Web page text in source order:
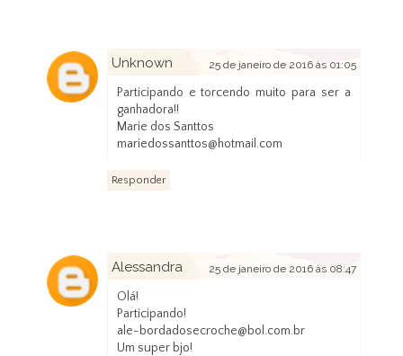
Unknown 25 de janeiro de 2016 às 01:05
Participando e torcendo muito para ser a
ganhadora!!
Marie dos Santtos
mariedossanttos@hotmail.com
Responder
Alessandra 25 de janeiro de 2016 às 08:47
Olá!
Participando!
ale-bordadosecroche@bol.com.br
Um super bjo!